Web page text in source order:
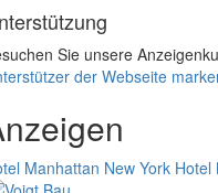
Sie unsere
der Webseite
Manhattan New York Hotel